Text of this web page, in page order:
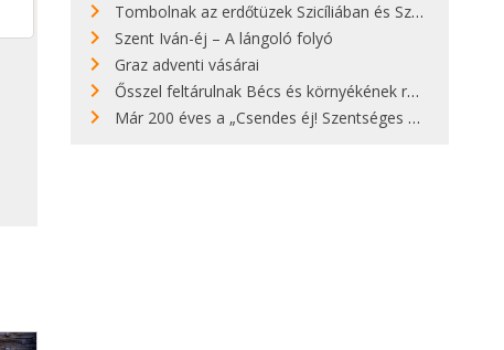
Tombolnak az erdőtüzek Szicíliában és Szardínián
Szent Iván-éj – A lángoló folyó
Graz adventi vásárai
Ősszel feltárulnak Bécs és környékének rendkívüli építészeti kincsei
Már 200 éves a „Csendes éj! Szentséges éj!”